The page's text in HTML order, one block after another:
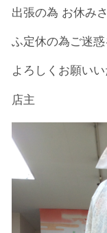
出張の為 お休み
ふ定休の為ご迷惑
よろしくお願いい
店主